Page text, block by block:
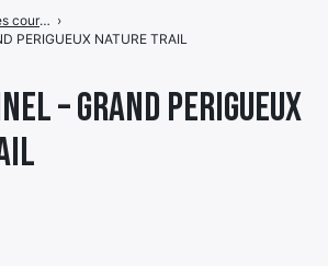
– GRAND PERIGUEUX
Calendrier des courses ›
PERIGUEUX NATURE TRAIL
de
menu
Élément
de
Élément
de